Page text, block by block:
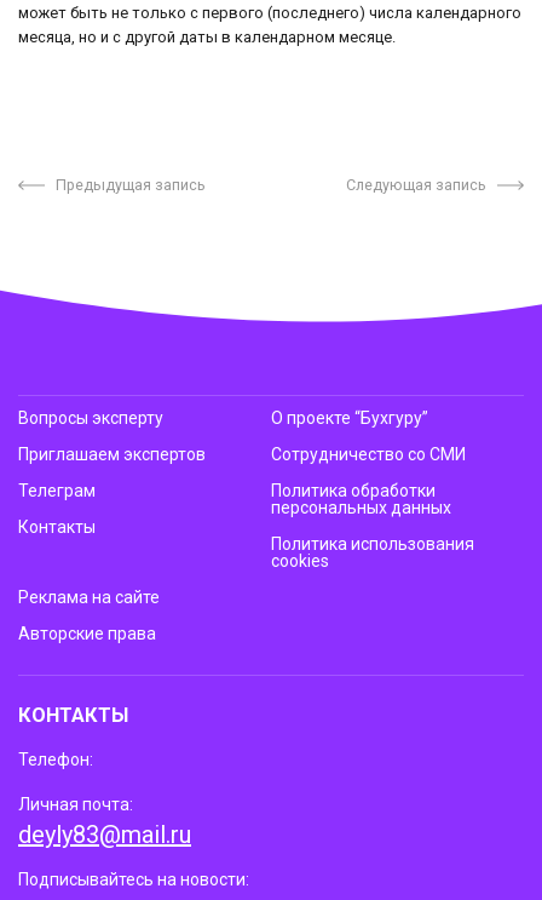
может быть не только с первого (последнего) числа календарного
месяца, но и с другой даты в календарном месяце.
Предыдущая запись Следующая запись
Вопросы эксперту
Приглашаем экспертов
Телеграм
Контакты
О проекте “Бухгуру”
Сотрудничество со СМИ
Политика обработки
персональных данных
Политика использования
cookies
Реклама на сайте
Авторские права
КОНТАКТЫ
Телефон:
Личная почта:
deyly83@mail.ru
Подписывайтесь на новости: